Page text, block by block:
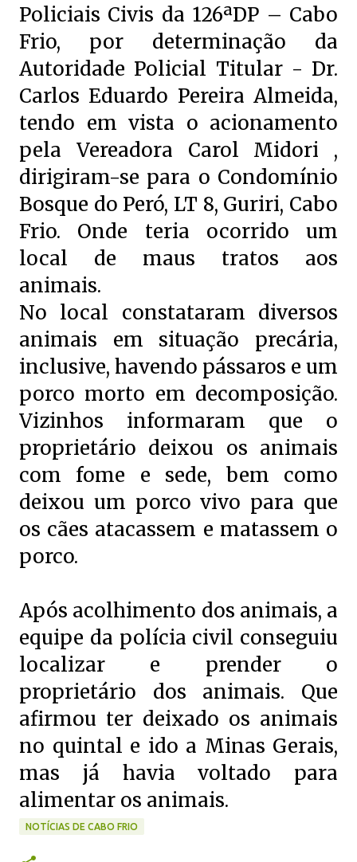
Policiais Civis da 126ªDP – Cabo
Frio, por determinação da
Autoridade Policial Titular - Dr.
Carlos Eduardo Pereira Almeida,
tendo em vista o acionamento
pela Vereadora Carol Midori ,
dirigiram-se para o Condomínio
Bosque do Peró, LT 8, Guriri, Cabo
Frio. Onde teria ocorrido um
local de maus tratos aos
animais.
No local constataram diversos
animais em situação precária,
inclusive, havendo pássaros e um
porco morto em decomposição.
Vizinhos informaram que o
proprietário deixou os animais
com fome e sede, bem como
deixou um porco vivo para que
os cães atacassem e matassem o
porco.
Após acolhimento dos animais, a
equipe da polícia civil conseguiu
localizar e prender o
proprietário dos animais. Que
afirmou ter deixado os animais
no quintal e ido a Minas Gerais,
mas já havia voltado para
alimentar os animais.
NOTÍCIAS DE CABO FRIO